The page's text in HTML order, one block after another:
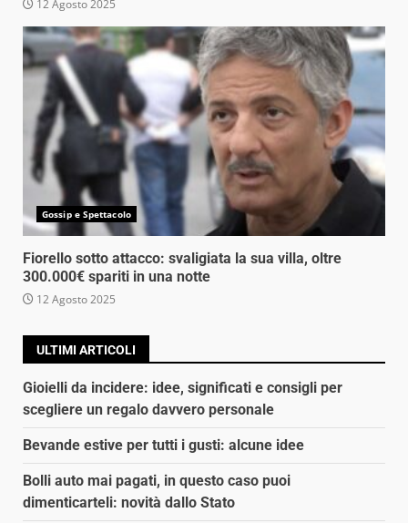
12 Agosto 2025
Gossip e Spettacolo
Fiorello sotto attacco: svaligiata la sua villa, oltre
300.000€ spariti in una notte
12 Agosto 2025
ULTIMI ARTICOLI
Gioielli da incidere: idee, significati e consigli per
scegliere un regalo davvero personale
Bevande estive per tutti i gusti: alcune idee
Bolli auto mai pagati, in questo caso puoi
dimenticarteli: novità dallo Stato